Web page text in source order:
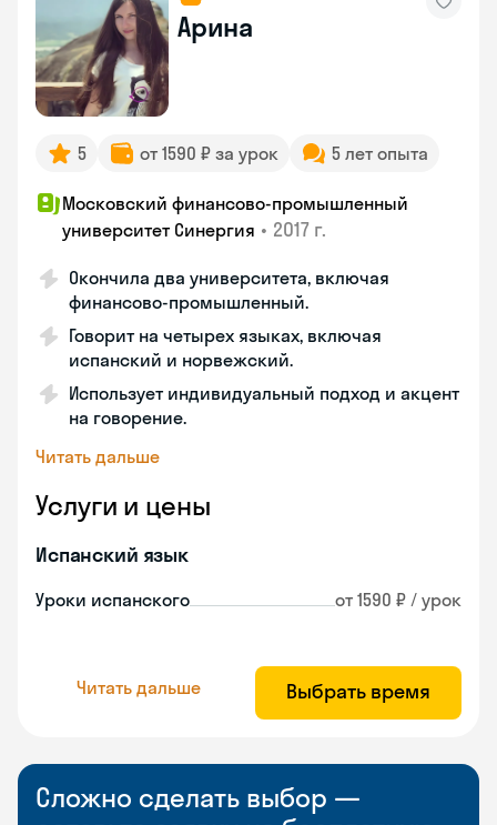
Арина
5 от 1590 ₽ за урок 5 лет опыта
Московский финансово-промышленный
университет Синергия • 2017 г.
Окончила два университета, включая
финансово-промышленный.
Говорит на четырех языках, включая
испанский и норвежский.
Использует индивидуальный подход и акцент
на говорение.
Читать дальше
Услуги и цены
Испанский язык
Уроки испанского от 1590 ₽ / урок
Читать дальше Выбрать время
Сложно сделать выбор —